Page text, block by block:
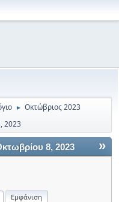
► Οκτώβριος 2023
2023
»
8, 2023